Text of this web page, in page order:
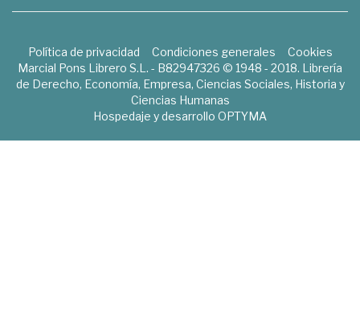
Política de privacidad Condiciones generales
Cookies
Marcial Pons Librero S.L. - B82947326 © 1948 - 2018. Librería
de Derecho, Economía, Empresa, Ciencias Sociales, Historia y
Ciencias Humanas
Hospedaje y desarrollo OPTYMA